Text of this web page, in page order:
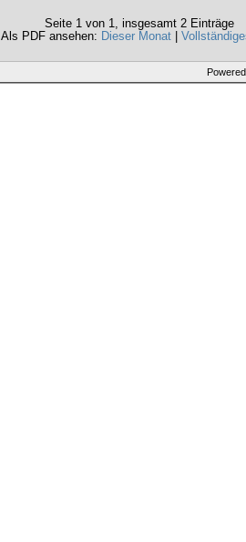
Seite 1 von 1, insgesamt 2 Einträge
Als PDF ansehen: Dieser Monat|